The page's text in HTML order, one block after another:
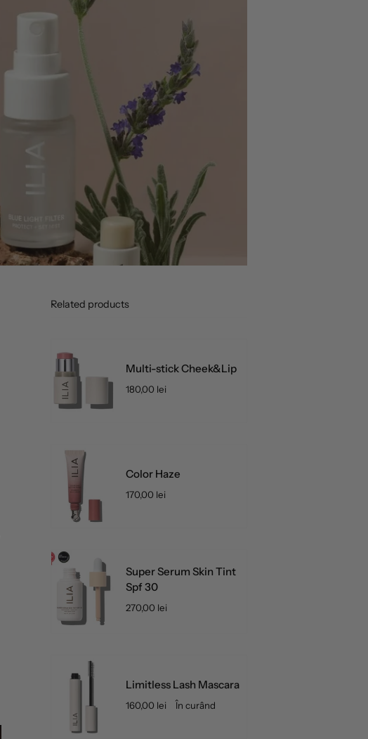
Related products
Multi-stick Cheek&Lip
180,00 lei
Color Haze
170,00 lei
Super Serum Skin Tint
Spf 30
270,00 lei
Limitless Lash Mascara
160,00 lei În curând